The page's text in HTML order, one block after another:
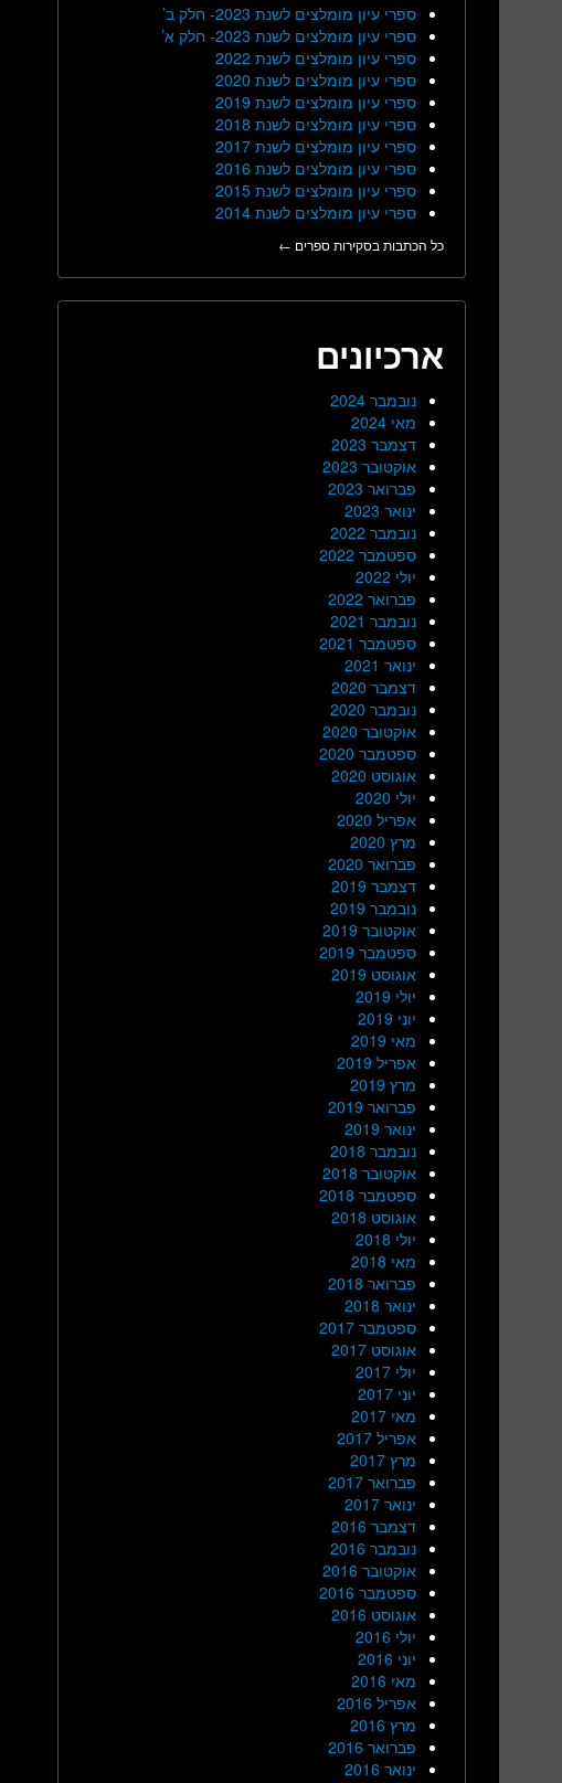
ספרי עיון מומלצים לשנת 2023- חלק ב’
ספרי עיון מומלצים לשנת 2023- חלק א’
ספרי עיון מומלצים לשנת 2022
ספרי עיון מומלצים לשנת 2020
ספרי עיון מומלצים לשנת 2019
ספרי עיון מומלצים לשנת 2018
ספרי עיון מומלצים לשנת 2017
ספרי עיון מומלצים לשנת 2016
ספרי עיון מומלצים לשנת 2015
ספרי עיון מומלצים לשנת 2014
כל הכתבות בסקירות ספרים ←
ארכיונים
נובמבר 2024
מאי 2024
דצמבר 2023
אוקטובר 2023
פברואר 2023
ינואר 2023
נובמבר 2022
ספטמבר 2022
יולי 2022
פברואר 2022
נובמבר 2021
ספטמבר 2021
ינואר 2021
דצמבר 2020
נובמבר 2020
אוקטובר 2020
ספטמבר 2020
אוגוסט 2020
יולי 2020
אפריל 2020
מרץ 2020
פברואר 2020
דצמבר 2019
נובמבר 2019
אוקטובר 2019
ספטמבר 2019
אוגוסט 2019
יולי 2019
יוני 2019
מאי 2019
אפריל 2019
מרץ 2019
פברואר 2019
ינואר 2019
נובמבר 2018
אוקטובר 2018
ספטמבר 2018
אוגוסט 2018
יולי 2018
מאי 2018
פברואר 2018
ינואר 2018
ספטמבר 2017
אוגוסט 2017
יולי 2017
יוני 2017
מאי 2017
אפריל 2017
מרץ 2017
פברואר 2017
ינואר 2017
דצמבר 2016
נובמבר 2016
אוקטובר 2016
ספטמבר 2016
אוגוסט 2016
יולי 2016
יוני 2016
מאי 2016
אפריל 2016
מרץ 2016
פברואר 2016
ינואר 2016